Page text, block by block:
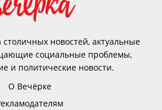
новостей, актуальные
социальные проблемы,
и политические новости.
О Вечёрке